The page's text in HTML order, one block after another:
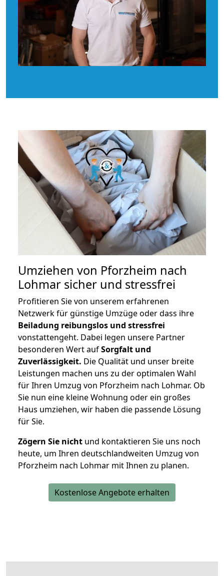
Umziehen von Pforzheim nach
Lohmar sicher und stressfrei
Profitieren Sie von unserem erfahrenen
Netzwerk für günstige Umzüge oder dass ihre
Beiladung reibungslos und stressfrei
vonstattengeht. Dabei legen unsere Partner
besonderen Wert aufSorgfalt und
Zuverlässigkeit. Die Qualität und unser breite
Leistungen machen uns zu der optimalen Wahl
für Ihren Umzug von Pforzheim nach Lohmar. Ob
Sie nun eine kleine Wohnung oder ein großes
Haus umziehen, wir haben die passende Lösung
für Sie.
Zögern Sie nicht und kontaktieren Sie uns noch
heute, um Ihren deutschlandweiten Umzug von
Pforzheim nach Lohmar mit Ihnen zu planen.
Kostenlose Angebote erhalten